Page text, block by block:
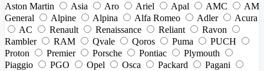
Aston Martin
Asia Aro Ariel Apal AMC
AM
General
Alpine Alpina Alfa Romeo Adler
Acura
AC
Renault Renaissance Reliant
Ravon
Rambler
RAM Qvale Qoros Puma
PUCH
Proton
Premier Porsche Pontiac
Plymouth
Piaggio
PGO Opel Osca Packard
Pagani